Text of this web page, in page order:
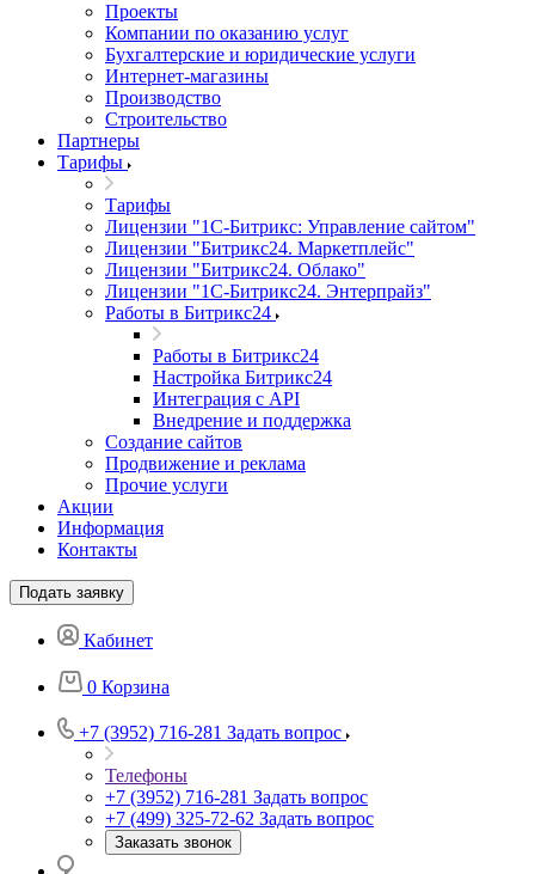
Проекты
Компании по оказанию услуг
Бухгалтерские и юридические услуги
Интернет-магазины
Производство
Строительство
Партнеры
Тарифы
Тарифы
Лицензии "1С-Битрикс: Управление сайтом"
Лицензии "Битрикс24. Маркетплейс"
Лицензии "Битрикс24. Облако"
Лицензии "1С-Битрикс24. Энтерпрайз"
Работы в Битрикс24
Работы в Битрикс24
Настройка Битрикс24
Интеграция с API
Внедрение и поддержка
Создание сайтов
Продвижение и реклама
Прочие услуги
Акции
Информация
Контакты
Подать заявку
Кабинет
0 Корзина
+7 (3952) 716-281 Задать вопрос
Телефоны
+7 (3952) 716-281 Задать вопрос
+7 (499) 325-72-62 Задать вопрос
Заказать звонок